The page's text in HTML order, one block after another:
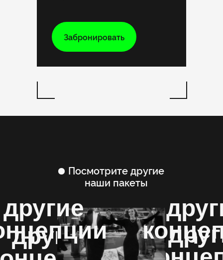
Забронировать
Посмотрите другие
наши пакеты
другие
другие